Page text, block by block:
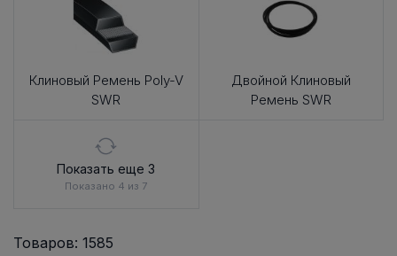
Клиновый Ремень Poly-V
SWR
Двойной Клиновый
Ремень SWR
Показать еще 3
Показано 4 из 7
Товаров: 1585